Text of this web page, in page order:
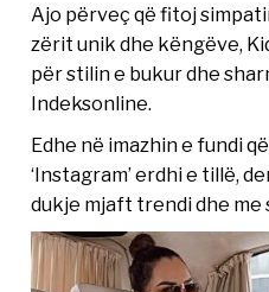
Ajo përveç që fitoj
zërit unik dhe këngëve,
për stilin e bukur dhe
Indeksonline.
Edhe në imazhin e fundi
‘Instagram’ erdhi e tillë,
dukje mjaft trendi dhe me